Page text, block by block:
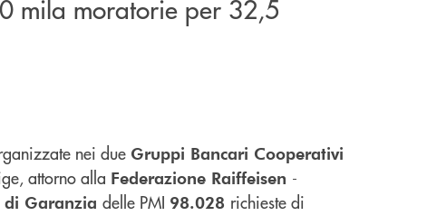
mila moratorie per 32,5
nei due Gruppi Bancari Cooperativi
attorno alla Federazione Raiffeisen -
di Garanzia delle PMI 98.028 richieste di